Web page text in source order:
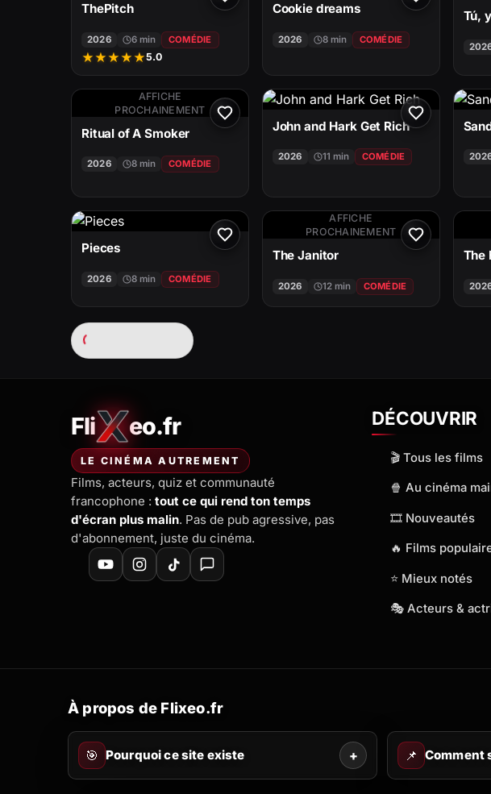
ThePitch
2026 6 min COMÉDIE
★★★★★5.0
Cookie dreams
2026 8 min COMÉDIE
Tú,
AFFICHE
PROCHAINEMENT
Ritual of A Smoker
2026 8 min COMÉDIE
John and Hark Get Rich
2026 11 min COMÉDIE
Pieces
2026 8 min COMÉDIE
AFFICHE
PROCHAINEMENT
The Janitor
2026 12 min COMÉDIE
The
Fli eo.fr
FliXeo.fr
—
Accueil
LE CINÉMA AUTREMENT
Films, acteurs, quiz et communauté
francophone : tout ce qui rend ton temps
d'écran plus malin. Pas de pub agressive, pas
d'abonnement, juste du cinéma.
DÉCOUVRIR
🎬 Tous les films
🍿 Au cinéma
🎞️ Nouveautés
🔥 Films
⭐ Mieux notés
🎭 Acteurs &
À propos de Flixeo.fr
🎯 Pourquoi ce site existe + 📌 Comment